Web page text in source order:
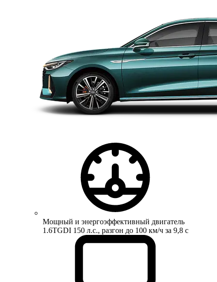
Мощный и энергоэффективный двигатель
1.6TGDI 150 л.с., разгон до 100 км/ч за 9,8 с